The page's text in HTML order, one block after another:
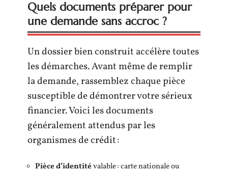
Quels documents préparer pour
une demande sans accroc ?
Un dossier bien construit accélère toutes
les démarches. Avant même de remplir
la demande, rassemblez chaque pièce
susceptible de démontrer votre sérieux
financier. Voici les documents
généralement attendus par les
organismes de crédit :
Pièce d’identitévalable : carte nationale ou